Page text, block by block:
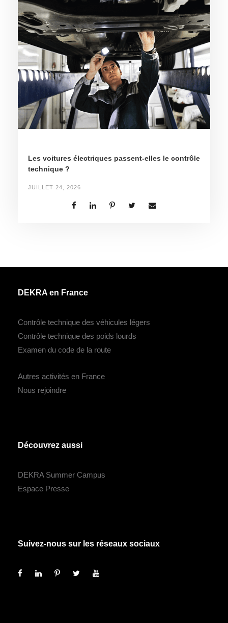
Les voitures électriques passent-elles le contrôle
technique ?
JUILLET 24, 2026
DEKRA en France
Contrôle technique des véhicules légers
Contrôle technique des poids lourds
Examen du code de la route
Autres activités en France
Nous rejoindre
Découvrez aussi
DEKRA Summer Campus
Espace Presse
Suivez-nous sur les réseaux sociaux